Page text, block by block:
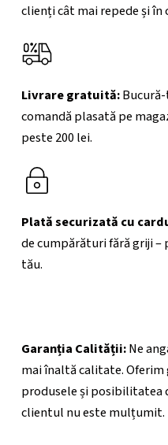
clienți cât mai repede și în
Livrare gratuită:
comandă plasată pe
peste 200 lei.
Plată securizată cu
de cumpărături fără griji
tău.
Garanția Calității:Ne
mai înaltă calitate.
produsele și posibilitatea
clientul nu este mulțumit.